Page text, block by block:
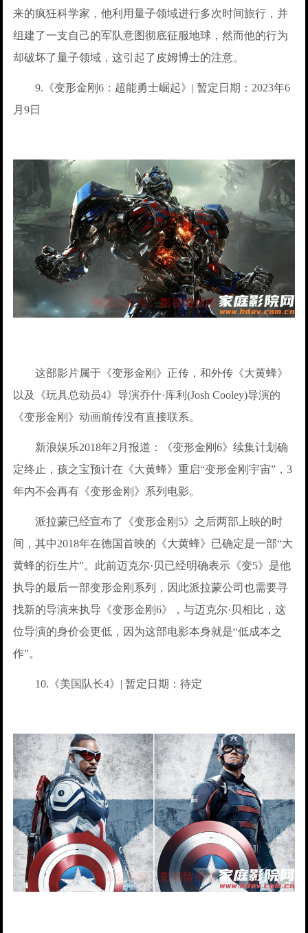
来的疯狂科学家，他利用量子领域进行多次时间旅行，并
组建了一支自己的军队意图彻底征服地球，然而他的行为
却破坏了量子领域，这引起了皮姆博士的注意。
9.《变形金刚6：超能勇士崛起》| 暂定日期：2023年6
月9日
这部影片属于《变形金刚》正传，和外传《大黄蜂》
以及《玩具总动员4》导演乔什·库利(Josh Cooley)导演的
《变形金刚》动画前传没有直接联系。
新浪娱乐2018年2月报道：《变形金刚6》续集计划确
定终止，孩之宝预计在《大黄蜂》重启“变形金刚宇宙”，3
年内不会再有《变形金刚》系列电影。
派拉蒙已经宣布了《变形金刚5》之后两部上映的时
间，其中2018年在德国首映的《大黄蜂》已确定是一部“大
黄蜂的衍生片”。此前迈克尔·贝已经明确表示《变5》是他
执导的最后一部变形金刚系列，因此派拉蒙公司也需要寻
找新的导演来执导《变形金刚6》，与迈克尔·贝相比，这
位导演的身价会更低，因为这部电影本身就是“低成本之
作”。
10.《美国队长4》| 暂定日期：待定